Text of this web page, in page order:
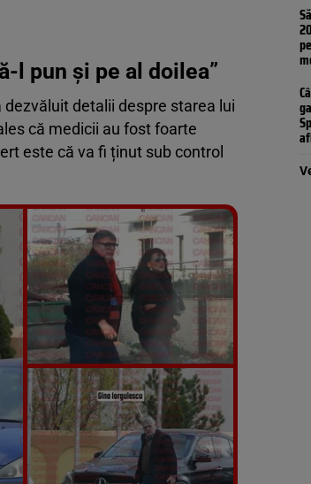
l pun și pe al doilea”
detalii despre starea lui
că medicii au fost foarte
este că va fi ținut sub control